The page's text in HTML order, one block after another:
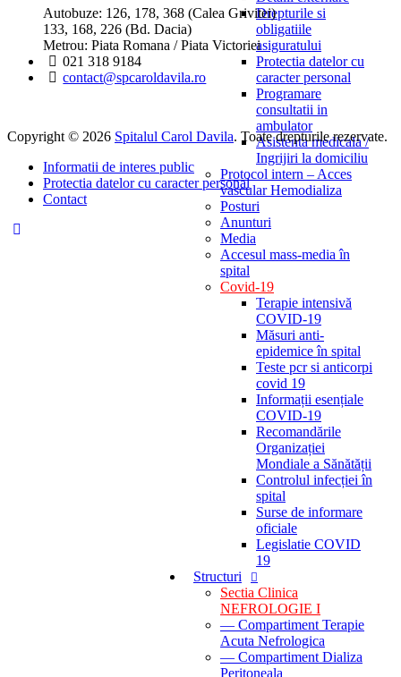
Drepturile si
obligatiile
asiguratului
Protectia datelor cu
caracter personal
Programare
consultatii in
ambulator
Asistenta medicala /
Ingrijiri la domiciliu
Protocol intern – Acces
vascular Hemodializa
Posturi
Anunturi
Media
Accesul mass-media în
spital
Covid-19
Terapie intensivă
COVID-19
Măsuri anti-
epidemice în spital
Teste pcr si anticorpi
covid 19
Informații esențiale
COVID-19
Recomandările
Organizației
Mondiale a Sănătății
Controlul infecției în
spital
Surse de informare
oficiale
Legislatie COVID
19
Structuri
Sectia Clinica
NEFROLOGIE I
— Compartiment Terapie
Acuta Nefrologica
— Compartiment Dializa
Peritoneala
Autobuze: 126, 178, 368 (Calea Grivitei)
133, 168, 226 (Bd. Dacia)
Metrou: Piata Romana / Piata Victoriei
021 318 9184
contact@spcaroldavila.ro
Copyright © 2026 Spitalul Carol Davila. Toate drepturile rezervate.
Informatii de interes public
Protectia datelor cu caracter personal
Contact